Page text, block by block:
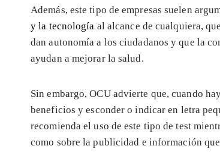
Además, este tipo de empresas suelen
y la tecnología al alcance de cualquiera,
dan autonomía a los ciudadanos y que la
ayudan a mejorar la salud.
Sin embargo, OCU advierte que, cuando
beneficios y esconder o indicar en letra
recomienda el uso de este tipo de test
como sobre la publicidad e información